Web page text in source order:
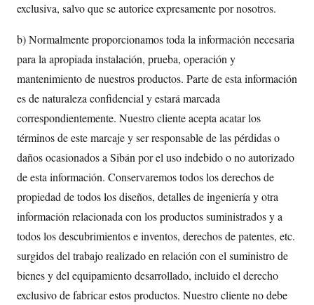
exclusiva, salvo que se autorice expresamente por nosotros.
b) Normalmente proporcionamos toda la información necesaria
para la apropiada instalación, prueba, operación y
mantenimiento de nuestros productos. Parte de esta información
es de naturaleza confidencial y estará marcada
correspondientemente. Nuestro cliente acepta acatar los
términos de este marcaje y ser responsable de las pérdidas o
daños ocasionados a Sibán por el uso indebido o no autorizado
de esta información. Conservaremos todos los derechos de
propiedad de todos los diseños, detalles de ingeniería y otra
información relacionada con los productos suministrados y a
todos los descubrimientos e inventos, derechos de patentes, etc.
surgidos del trabajo realizado en relación con el suministro de
bienes y del equipamiento desarrollado, incluido el derecho
exclusivo de fabricar estos productos. Nuestro cliente no debe